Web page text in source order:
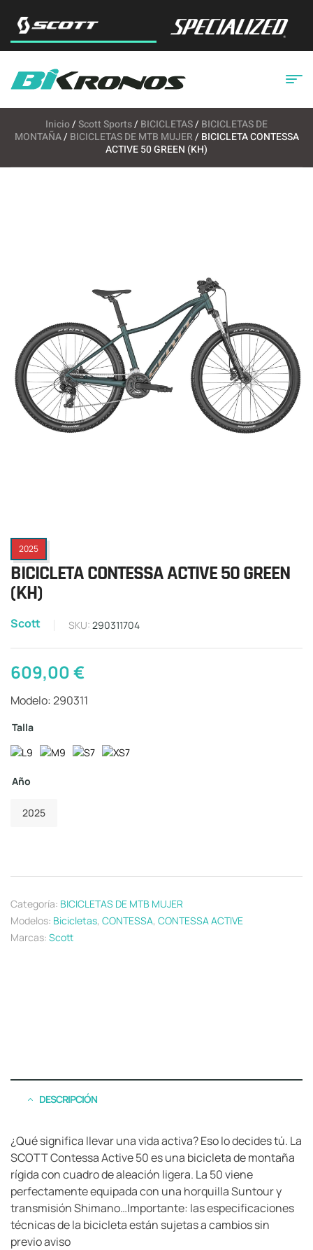
Inicio/Scott Sports/ BICICLETAS/ BICICLETAS DE
MONTAÑA/ BICICLETAS DE MTB MUJER/ BICICLETA CONTESSA
ACTIVE 50 GREEN (KH)
2025
BICICLETA CONTESSA ACTIVE 50 GREEN
(KH)
Scott SKU: 290311704
609,00€
Modelo: 290311
Talla
Año
2025
Categoría: BICICLETAS DE MTB MUJER
Modelos: Bicicletas, CONTESSA, CONTESSA ACTIVE
Marcas: Scott
DESCRIPCIÓN
¿Qué significa llevar una vida activa? Eso lo decides tú. La
SCOTT Contessa Active 50 es una bicicleta de montaña
rígida con cuadro de aleación ligera. La 50 viene
perfectamente equipada con una horquilla Suntour y
transmisión Shimano…Importante: las especificaciones
técnicas de la bicicleta están sujetas a cambios sin
previo aviso